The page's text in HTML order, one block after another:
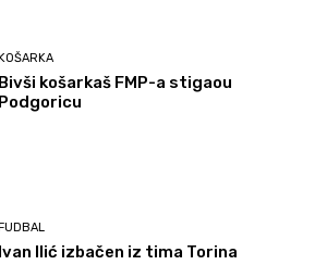
KOŠARKA
Bivši košarkaš FMP-a stigaou
Podgoricu
Ivan Ilić izbačen iz tima Torina